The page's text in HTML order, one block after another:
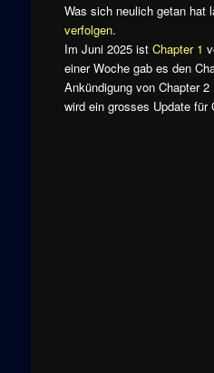
Was sich neulich getan hat
verfolgen.
Im Juni 2025 ist Chapter 1
einer Woche gab es den
Ankündigung von Chapter
wird ein grosses Update für